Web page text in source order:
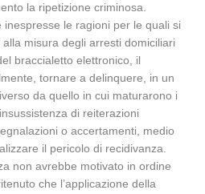
la ripetizione criminosa.
le ragioni per le quali si
misura degli arresti domiciliari
braccialetto elettronico, il
tornare a delinquere, in un
da quello in cui maturarono i
di reiterazioni
o accertamenti, medio
il pericolo di recidivanza.
non avrebbe motivato in ordine
che l’applicazione della